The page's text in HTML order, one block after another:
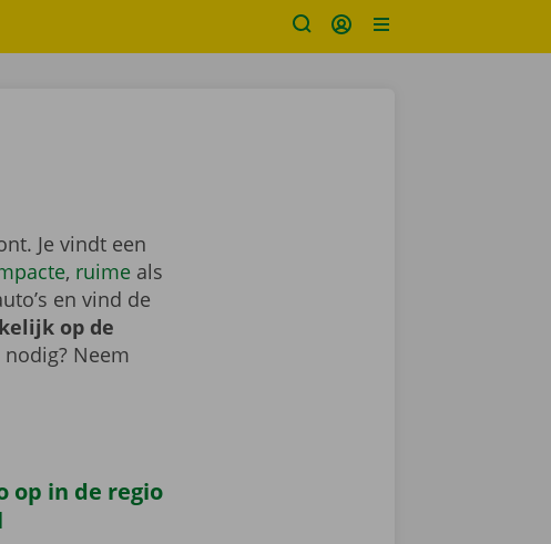
Je vindt een
, ruimeals
en vind de
op de
Neem
op in de regio